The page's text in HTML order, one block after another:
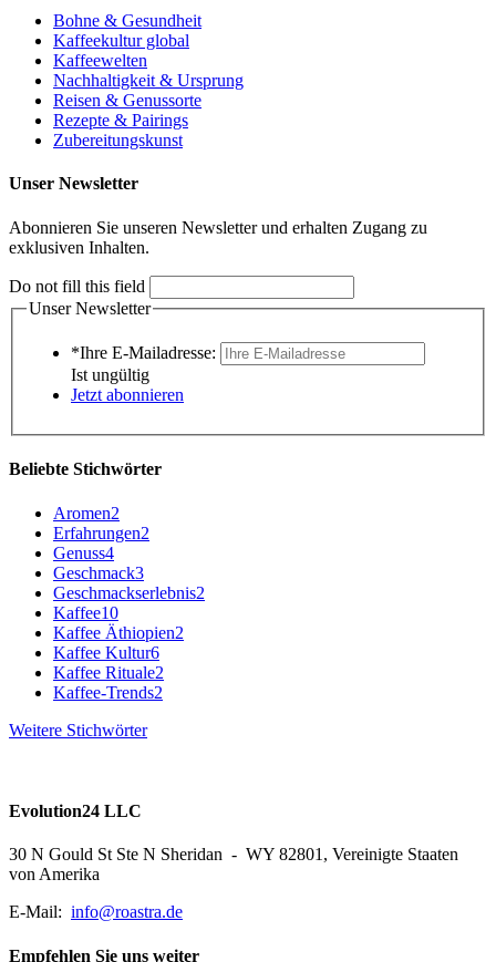
Bohne & Gesundheit
Kaffeekultur global
Kaffeewelten
Nachhaltigkeit & Ursprung
Reisen & Genussorte
Rezepte & Pairings
Zubereitungskunst
Unser Newsletter
Abonnieren Sie unseren Newsletter und erhalten Zugang zu
exklusiven Inhalten.
Do not fill this field
Unser Newsletter
*Ihre E-Mailadresse:
Ist ungültig
Jetzt abonnieren
Beliebte Stichwörter
Aromen2
Erfahrungen2
Genuss4
Geschmack3
Geschmackserlebnis2
Kaffee10
Kaffee Äthiopien2
Kaffee Kultur6
Kaffee Rituale2
Kaffee-Trends2
Weitere Stichwörter
Evolution24 LLC
30 N Gould St Ste N Sheridan - WY 82801, Vereinigte Staaten
von Amerika
E-Mail: info@roastra.de
Empfehlen Sie uns weiter